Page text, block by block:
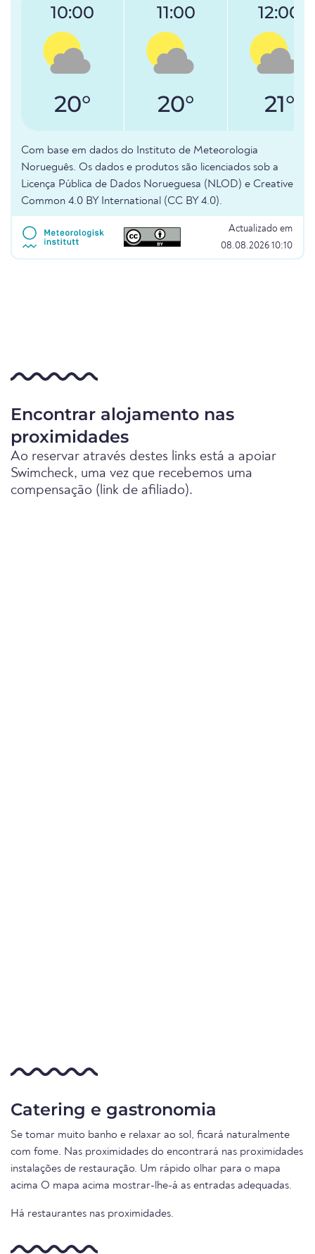
10:00
20°
11:00
20°
12:00
21°
Com base em dados do Instituto de Meteorologia
Norueguês. Os dados e produtos são licenciados sob a
Licença Pública de Dados Norueguesa (NLOD) e Creative
Common 4.0 BY International (CC BY 4.0).
Actualizado em
08.08.2026 10:10
Encontrar alojamento nas
proximidades
Ao reservar através destes links está a apoiar
Swimcheck, uma vez que recebemos uma
compensação (link de afiliado).
Catering e gastronomia
Se tomar muito banho e relaxar ao sol, ficará naturalmente
com fome. Nas proximidades do encontrará nas proximidades
instalações de restauração. Um rápido olhar para o mapa
acima O mapa acima mostrar-lhe-á as entradas adequadas.
Há restaurantes nas proximidades.